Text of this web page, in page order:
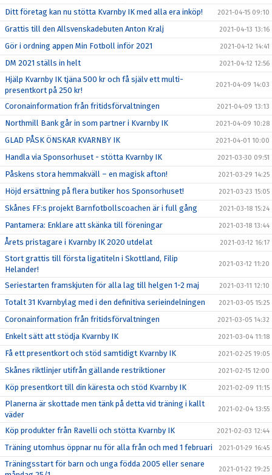
Ditt företag kan nu stötta Kvarnby IK med alla era inköp! 2021-04-15 09:10
Grattis till den Allsvenskadebuten Anton Kralj 2021-04-13 13:16
Gör i ordning appen Min Fotboll inför 2021 2021-04-12 14:41
DM 2021 ställs in helt 2021-04-12 12:56
Hjälp Kvarnby IK tjäna 500 kr och få själv ett multi-
presentkort på 250 kr!
2021-04-09 14:03
Coronainformation från fritidsförvaltningen 2021-04-09 13:13
Northmill Bank går in som partner i Kvarnby IK 2021-04-09 10:28
GLAD PÅSK ÖNSKAR KVARNBY IK 2021-04-01 10:00
Handla via Sponsorhuset - stötta Kvarnby IK 2021-03-30 09:51
Påskens stora hemmakväll – en magisk afton! 2021-03-29 14:25
Höjd ersättning på flera butiker hos Sponsorhuset! 2021-03-23 15:05
Skånes FF:s projekt Barnfotbollscoachen är i full gång 2021-03-18 15:24
Pantamera: Enklare att skänka till föreningar 2021-03-18 13:44
Årets pristagare i Kvarnby IK 2020 utdelat 2021-03-12 16:17
Stort grattis till första ligatiteln i Skottland, Filip
Helander!
2021-03-12 11:20
Seriestarten framskjuten för alla lag till helgen 1-2 maj 2021-03-11 12:10
Totalt 31 Kvarnbylag med i den definitiva serieindelningen 2021-03-05 15:25
Coronainformation från fritidsförvaltningen 2021-03-05 14:32
Enkelt sätt att stödja Kvarnby IK 2021-03-04 11:18
Få ett presentkort och stöd samtidigt Kvarnby IK 2021-02-25 19:05
Skånes riktlinjer utifrån gällande restriktioner 2021-02-15 12:00
Köp presentkort till din käresta och stöd Kvarnby IK 2021-02-09 11:15
Planerna är skottade men tänk på detta vid träning i kallt
väder
2021-02-04 13:55
Köp produkter från Ravelli och stötta Kvarnby IK 2021-02-03 12:44
Träning utomhus öppnar nu för alla från och med 1 februari 2021-01-29 16:45
Träningsstart för barn och unga födda 2005 eller senare
2021-01-22 19:25